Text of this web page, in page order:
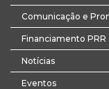
Comunicação e
Financiamento PRR
Notícias
Eventos